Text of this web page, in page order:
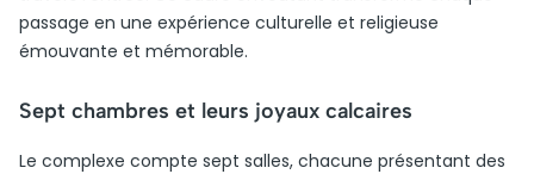
passage en une expérience culturelle et religieuse
émouvante et mémorable.
Sept chambres et leurs joyaux calcaires
Le complexe compte sept salles, chacune présentant des